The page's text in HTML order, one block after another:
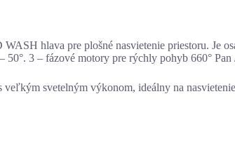
WASH hlava pre plošné nasvietenie priestoru. Je
3 – fázové motory pre rýchly pohyb 660° Pan
veľkým svetelným výkonom, ideálny na